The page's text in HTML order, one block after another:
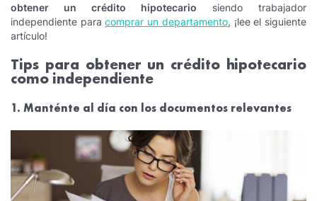
obtener un crédito hipotecario siendo trabajador
independiente paracomprar un departamento, ¡lee el siguiente
artículo!
Tips para obtener un crédito hipotecario
como independiente
1. Manténte al día con los documentos relevantes